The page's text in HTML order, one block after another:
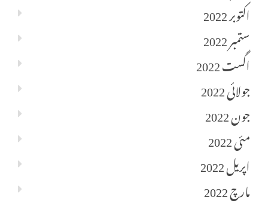
اکتوبر 2022
ستمبر 2022
اگست 2022
جولائی 2022
جون 2022
مئی 2022
اپریل 2022
مارچ 2022